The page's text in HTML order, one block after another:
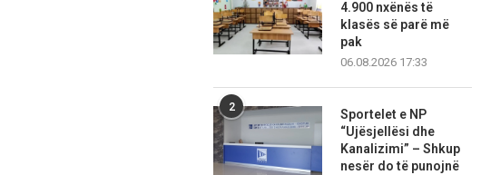
4.900 nxënës të
klasës së parë më
pak
06.08.2026 17:33
2
Sportelet e NP
“Ujësjellësi dhe
Kanalizimi” – Shkup
nesër do të punojnë